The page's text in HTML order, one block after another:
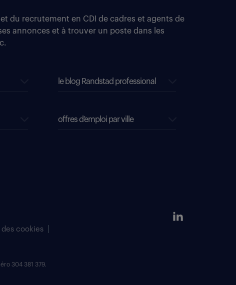
du recrutement en CDI de cadres et agents de
annonces et à trouver un poste dans les
le blog Randstad professional
offres d’emploi par ville
des cookies
304 381 379.